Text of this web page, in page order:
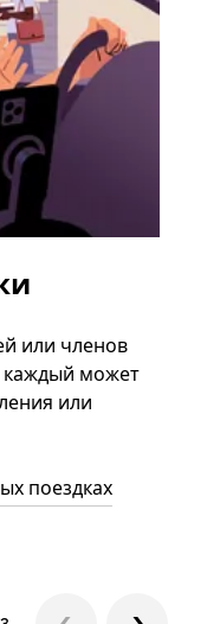
или членов
каждый может
или
поездках